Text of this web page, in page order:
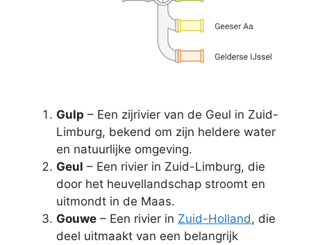
Gulp – Een zijrivier van de Geul in Zuid-
Limburg, bekend om zijn heldere water
en natuurlijke omgeving.
Geul – Een rivier in Zuid-Limburg, die
door het heuvellandschap stroomt en
uitmondt in de Maas.
Gouwe – Een rivier in Zuid-Holland, die
deel uitmaakt van een belangrijk